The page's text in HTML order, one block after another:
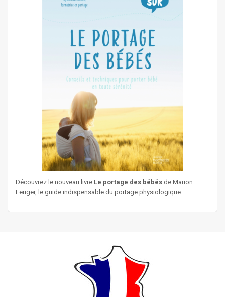
Découvrez le nouveau livre Le portage des bébés de Marion
Leuger, le guide indispensable du portage physiologique.